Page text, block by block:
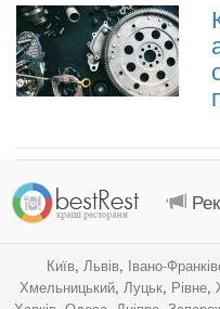
Київ, Львів, Івано-
Хмельницький, Луцьк, Рівне,